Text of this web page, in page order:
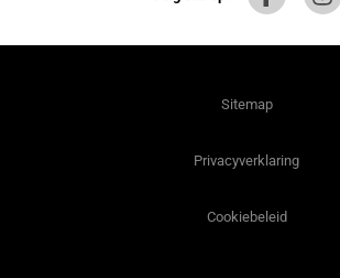
Sitemap
Privacyverklaring
Cookiebeleid